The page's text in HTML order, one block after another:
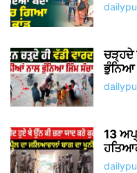
ਚੜ੍ਹਦੇ
ਭੁੰਨਿਆ
13